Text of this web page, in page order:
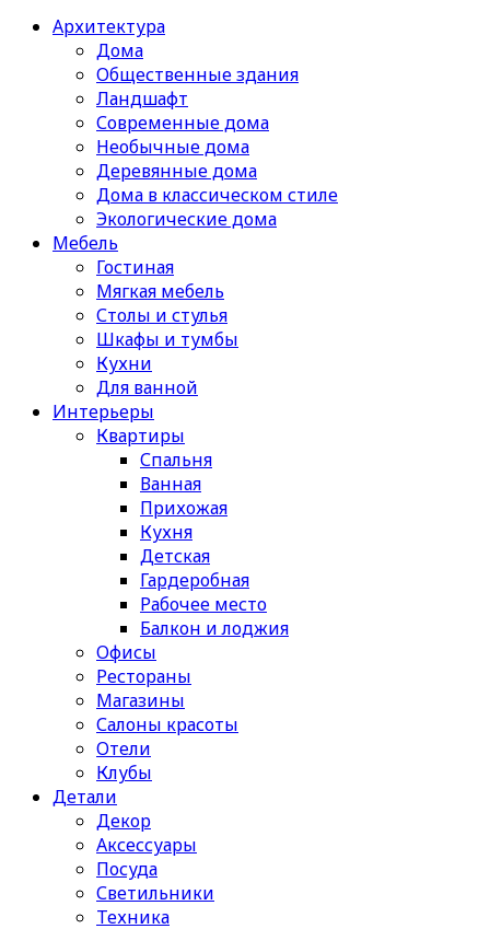
Архитектура
Дома
Общественные здания
Ландшафт
Современные дома
Необычные дома
Деревянные дома
Дома в классическом стиле
Экологические дома
Мебель
Гостиная
Мягкая мебель
Столы и стулья
Шкафы и тумбы
Кухни
Для ванной
Интерьеры
Квартиры
Спальня
Ванная
Прихожая
Кухня
Детская
Гардеробная
Рабочее место
Балкон и лоджия
Офисы
Рестораны
Магазины
Салоны красоты
Отели
Клубы
Детали
Декор
Аксессуары
Посуда
Светильники
Техника